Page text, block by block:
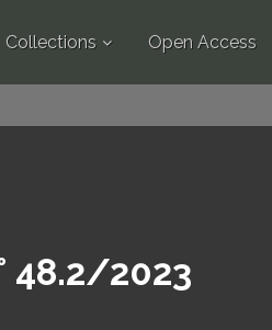
Collections Open Access
48.2/2023